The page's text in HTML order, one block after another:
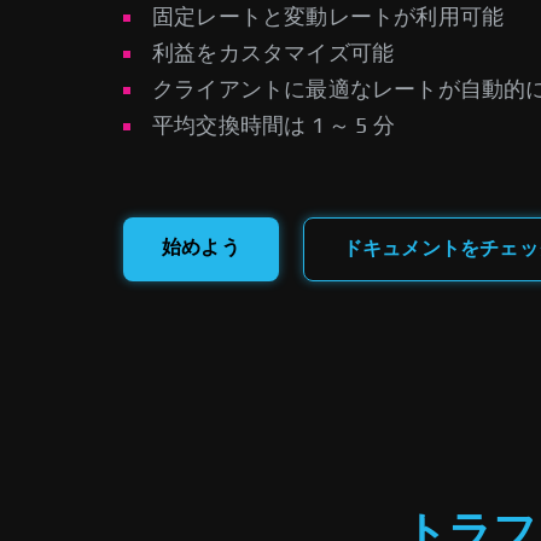
固定レートと変動レートが利用可能
利益をカスタマイズ可能
クライアントに最適なレートが自動的
平均交換時間は 1 ～ 5 分
始めよう ドキュメントをチェ